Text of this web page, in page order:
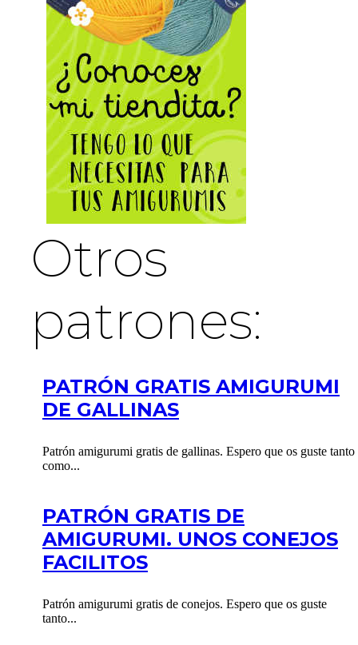
Otros
patrones:
PATRÓN GRATIS AMIGURUMI
DE GALLINAS
Patrón amigurumi gratis de gallinas. Espero que os guste tanto
como...
PATRÓN GRATIS DE
AMIGURUMI. UNOS CONEJOS
FACILITOS
Patrón amigurumi gratis de conejos. Espero que os guste
tanto...